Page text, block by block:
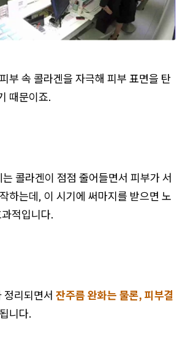
부 속 콜라겐을 자극해 피부 표면을 탄
때문이죠.
콜라겐이 점점 줄어들면서 피부가 서
하는데, 이 시기에 써마지를 받으면 노
적입니다.
정리되면서 잔주름 완화는 물론, 피부결
니다.